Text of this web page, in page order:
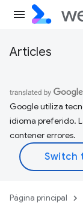
Articles
Google utiliza
idioma preferido.
contener errores.
Página principal